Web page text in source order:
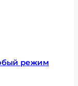
режим